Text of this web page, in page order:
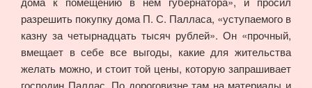
разрешить покупку дома П. С. Палласа, «уступаемого в
казну за четырнадцать тысяч рублей». Он «прочный,
вмещает в себе все выгоды, какие для жительства
желать можно, и стоит той цены, которую запрашивает
господин Паллас. По дороговизне там на материалы и